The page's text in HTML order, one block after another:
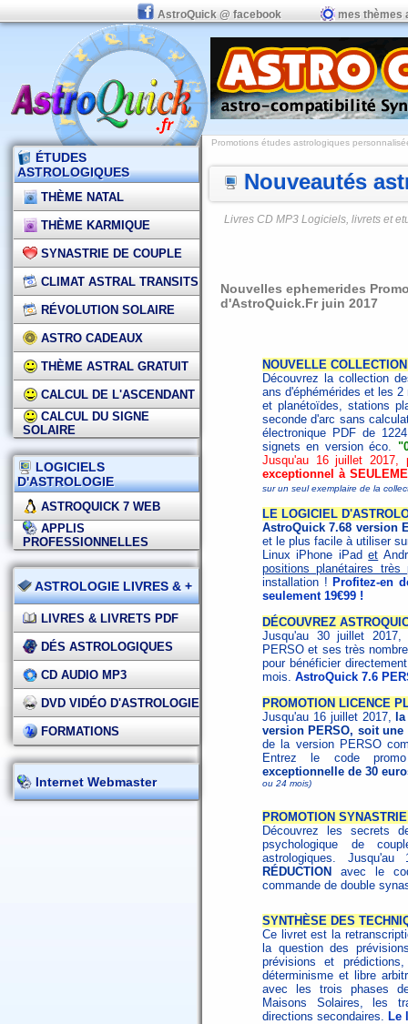
AstroQuick @ facebook mes thèmes
ÉTUDES
ASTROLOGIQUES
THÈME NATAL
THÈME KARMIQUE
SYNASTRIE DE COUPLE
CLIMAT ASTRAL TRANSITS
RÉVOLUTION SOLAIRE
ASTRO CADEAUX
THÈME ASTRAL GRATUIT
CALCUL DE L'ASCENDANT
CALCUL DU SIGNE
SOLAIRE
LOGICIELS
D'ASTROLOGIE
ASTROQUICK 7 WEB
APPLIS
PROFESSIONNELLES
ASTROLOGIE LIVRES & +
LIVRES & LIVRETS PDF
DÉS ASTROLOGIQUES
CD AUDIO MP3
DVD VIDÉO D'ASTROLOGIE
FORMATIONS
Internet Webmaster
Promotions études astrologiques
Nouveautés
Livres CD MP3 Logiciels, livrets et
Nouvelles ephemerides
d'AstroQuick.Fr juin 2017
NOUVELLE
Découvrez la collection
ans d'éphémérides et les
et planétoïdes, stations
seconde d'arc sans
électronique PDF de
signets en version éco.
Jusqu'au 16 juillet
exceptionnel à
sur un seul exemplaire de la
LE LOGICIEL
AstroQuick 7.68 version
et le plus facile à utiliser
Linux iPhone iPadet
positions planétaires
installation ! Profitez-en
seulement 19€99 !
DÉCOUVREZ
Jusqu'au 30 juillet 2017,
PERSO et ses très
pour bénéficier
mois. AstroQuick 7.6
PROMOTION LICENCE
Jusqu'au 16 juillet 2017,
version PERSO, soit
de la version PERSO
Entrez le code
exceptionnelle de 30
ou 24 mois)
PROMOTION
Découvrez les secrets
psychologique de
astrologiques.
RÉDUCTION
avec le
commande de double
SYNTHÈSE DES
Ce livret est la
la question des
prévisions et
déterminisme et libre
avec les trois phases
Maisons Solaires, les
directions secondaires. Le